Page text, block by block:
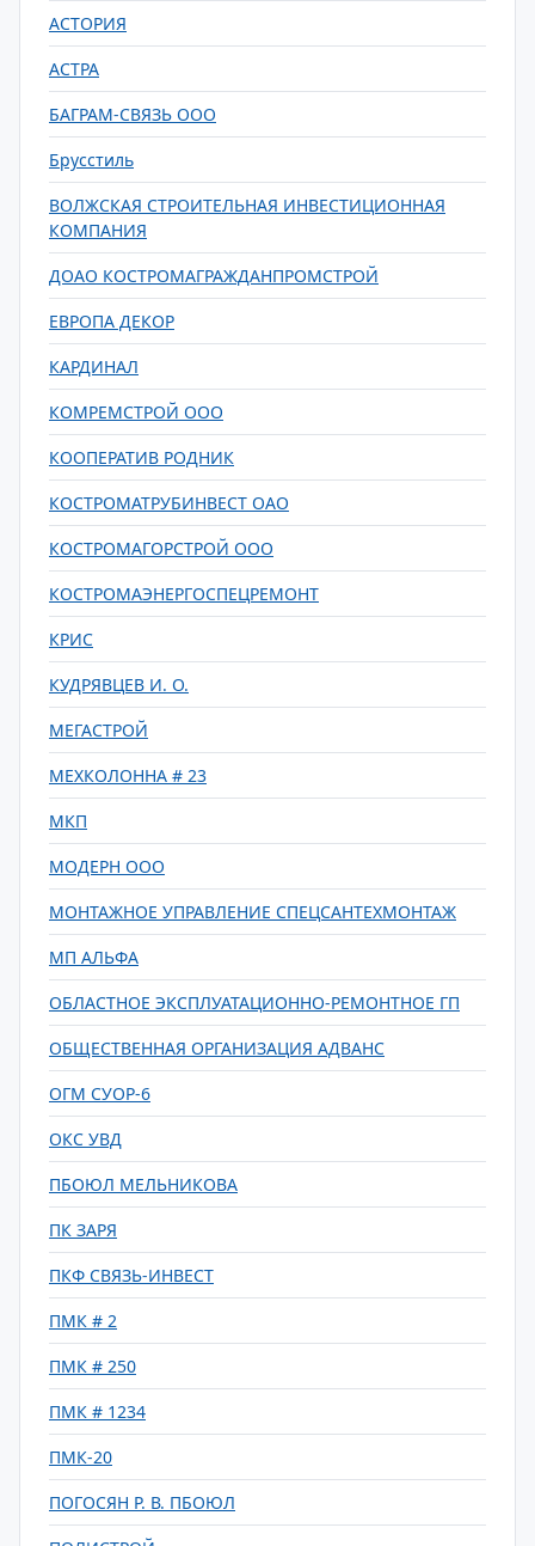
АСТОРИЯ
АСТРА
БАГРАМ-СВЯЗЬ ООО
Брусстиль
ВОЛЖСКАЯ СТРОИТЕЛЬНАЯ ИНВЕСТИЦИОННАЯ
КОМПАНИЯ
ДОАО КОСТРОМАГРАЖДАНПРОМСТРОЙ
ЕВРОПА ДЕКОР
КАРДИНАЛ
КОМРЕМСТРОЙ ООО
КООПЕРАТИВ РОДНИК
КОСТРОМАТРУБИНВЕСТ ОАО
КОСТРОМАГОРСТРОЙ ООО
КОСТРОМАЭНЕРГОСПЕЦРЕМОНТ
КРИС
КУДРЯВЦЕВ И. О.
МЕГАСТРОЙ
МЕХКОЛОННА # 23
МКП
МОДЕРН ООО
МОНТАЖНОЕ УПРАВЛЕНИЕ СПЕЦСАНТЕХМОНТАЖ
МП АЛЬФА
ОБЛАСТНОЕ ЭКСПЛУАТАЦИОННО-РЕМОНТНОЕ ГП
ОБЩЕСТВЕННАЯ ОРГАНИЗАЦИЯ АДВАНС
ОГМ СУОР-6
ОКС УВД
ПБОЮЛ МЕЛЬНИКОВА
ПК ЗАРЯ
ПКФ СВЯЗЬ-ИНВЕСТ
ПМК # 2
ПМК # 250
ПМК # 1234
ПМК-20
ПОГОСЯН Р. В. ПБОЮЛ